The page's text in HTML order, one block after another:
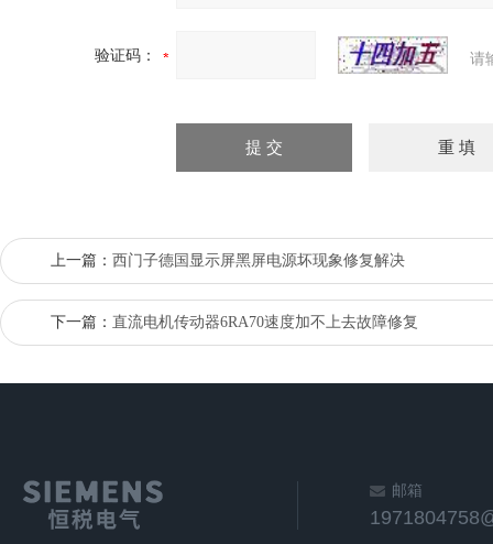
验证码： 请
上一篇： 西门子德国显示屏黑屏电源坏现象修复解决
下一篇： 直流电机传动器6RA70速度加不上去故障修复
邮箱